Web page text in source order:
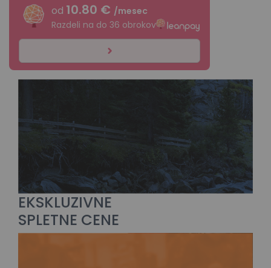
od 10.80 € /mesec
Razdeli na do 36 obrokov
EKSKLUZIVNE
SPLETNE CENE